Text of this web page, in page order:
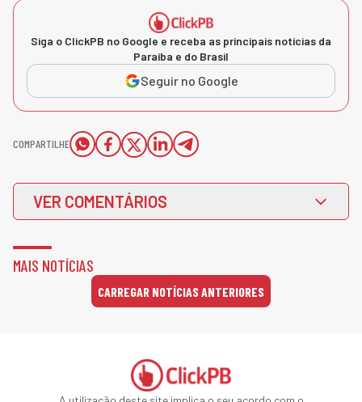
Siga o ClickPB no Google e receba as principais notícias da
Paraíba e do Brasil
Seguir no Google
COMPARTILHE
VER COMENTÁRIOS
MAIS NOTÍCIAS
CARREGAR NOTÍCIAS ANTERIORES